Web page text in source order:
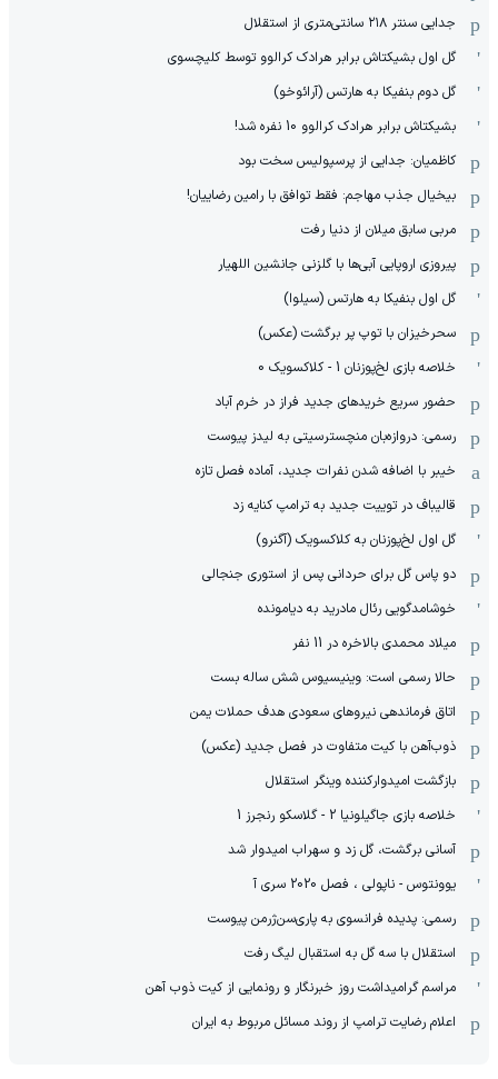
جدایی سنتر ۲۱۸ سانتی‌متری از استقلال
گل اول بشیکتاش برابر هرادک کرالوو توسط کلیچسوی
گل دوم بنفیکا به هارتس (آرائوخو)
بشیکتاش برابر هرادک کرالوو 10 نفره شد!
کاظمیان: جدایی از پرسپولیس سخت بود
بیخیال جذب مهاجم: فقط توافق با رامین رضاییان!
مربی سابق میلان از دنیا رفت
پیروزی اروپایی آبی‌ها با گلزنی جانشین اللهیار
گل اول بنفیکا به هارتس (سیلوا)
سحرخیزان با توپ پر برگشت (عکس)
خلاصه بازی لخ‌پوزنان 1 - کلاکسویک 0
حضور سریع خریدهای جدید فراز در خرم آباد
رسمی: دروازه‌بان منچسترسیتی به لیدز پیوست
خیبر با اضافه شدن نفرات جدید، آماده فصل تازه
قالیباف در توییت جدید به ترامپ کنایه زد
گل اول لخ‌پوزنان به کلاکسویک (آگنرو)
دو پاس گل برای حردانی پس از استوری جنجالی
خوشامدگویی رئال مادرید به دیامونده
میلاد محمدی بالاخره در 11 نفر
حالا رسمی است: وینیسیوس شش ساله بست
اتاق فرماندهی نیروهای سعودی هدف حملات یمن
ذوب‌آهن با کیت متفاوت در فصل جدید (عکس)
بازگشت امیدوارکننده وینگر استقلال
خلاصه بازی جاگیلونیا 2 - گلاسکو رنجرز 1
آسانی برگشت، گل زد و سهراب امیدوار شد
یوونتوس - ناپولی ، فصل 2020 سری آ
رسمی: پدیده فرانسوی به پاری‌سن‌ژرمن پیوست
استقلال با سه گل به استقبال لیگ رفت
مراسم گرامیداشت روز خبرنگار و رونمایی از کیت ذوب آهن
اعلام رضایت ترامپ از روند مسائل مربوط به ایران